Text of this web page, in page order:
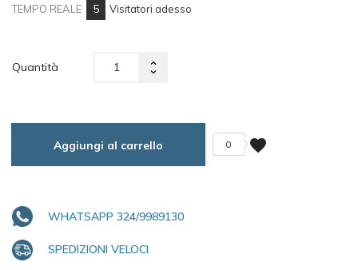
TEMPO REALE 5 Visitatori adesso
Quantità
Aggiungi al carrello favorite
0
WHATSAPP 324/9989130
SPEDIZIONI VELOCI